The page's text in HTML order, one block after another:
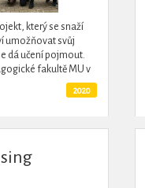
který se snaží
umožňovat svůj
dá učení pojmout.
fakultě MU v
2020